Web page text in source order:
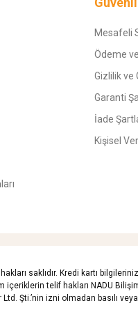
Mesafeli
Ödeme
Gizlilik ve
Garanti
İade
Kişisel
saklıdır. Kredi kartı
telif hakları NADU
Şti.’nin izni olmadan basılı